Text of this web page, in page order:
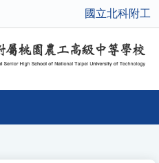
國立北科附工